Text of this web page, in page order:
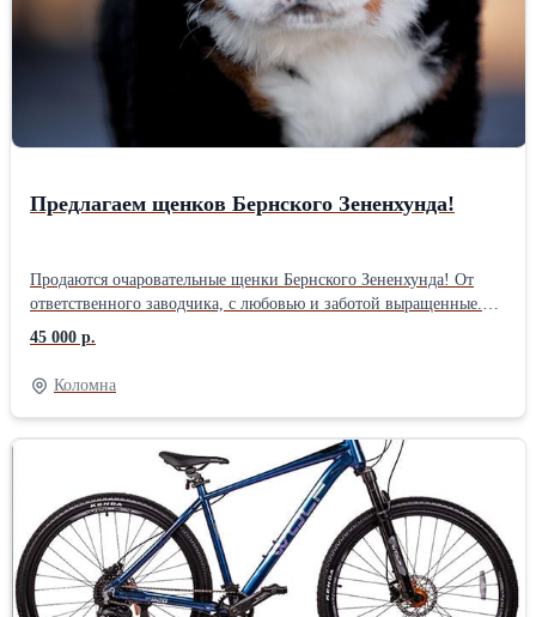
Предлагаем щенков Бернского Зененхунда!
Продаются очаровательные щенки Бернского Зененхунда! От
ответственного заводчика, с любовью и заботой выращенные.
Наши малыши – это будущие верные друзья и полноправные
члены вашей семьи. • Порода: Бернский Зененхунд •
Родословная: Полный пакет документов Окрас: Классический
трехцветный • Родители: Титулованные, с отличной психикой и
здоровьем. • Дополнительно: Щенки прошли
дегельминтизацию, привиты по возрасту, имеют клеймо/чип.
Мы готовы ответить на все ваши вопросы и помочь с выбором
идеального питомца. Звоните и приезжайте знакомиться!
45 000 р.
Коломна